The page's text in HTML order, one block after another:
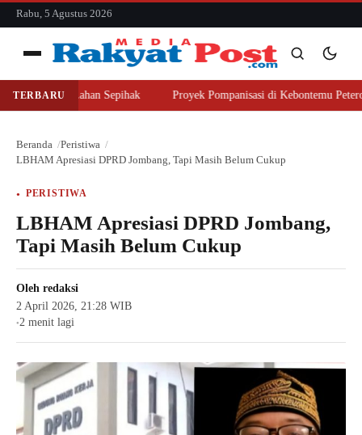
konten
Rabu, 5 Agustus 2026
Menu
Cari
Cari
TERBARU
Beli Lahan Sepihak Proyek Pompanisasi di Kebontemu
Beranda
Peristiwa
LBHAM Apresiasi DPRD Jombang, Tapi Masih Belum Cukup
PERISTIWA
LBHAM Apresiasi DPRD Jombang,
Tapi Masih Belum Cukup
Oleh redaksi
2 April 2026, 21:28 WIB
●2 menit lagi